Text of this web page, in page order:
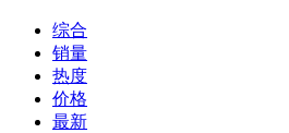
综合
销量
热度
价格
最新